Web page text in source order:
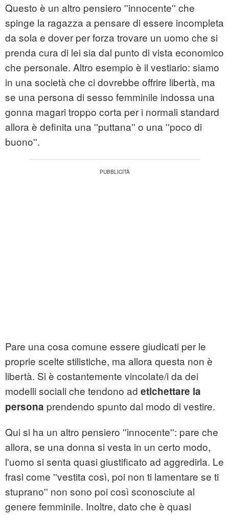
Questo è un altro pensiero ''innocente'' che
spinge la ragazza a pensare di essere incompleta
da sola e dover per forza trovare un uomo che si
prenda cura di lei sia dal punto di vista economico
che personale. Altro esempio è il vestiario: siamo
in una società che ci dovrebbe offrire libertà, ma
se una persona di sesso femminile indossa una
gonna magari troppo corta per i normali standard
allora è definita una ''puttana'' o una ''poco di
buono''.
Pare una cosa comune essere giudicati per le
proprie scelte stilistiche, ma allora questa non è
libertà. Si è costantemente vincolate/i da dei
modelli sociali che tendono ad etichettare la
persona prendendo spunto dal modo di vestire.
Qui si ha un altro pensiero ''innocente'': pare che
allora, se una donna si vesta in un certo modo,
l'uomo si senta quasi giustificato ad aggredirla. Le
frasi come ''vestita così, poi non ti lamentare se ti
stuprano'' non sono poi così sconosciute al
genere femminile. Inoltre, dato che è quasi